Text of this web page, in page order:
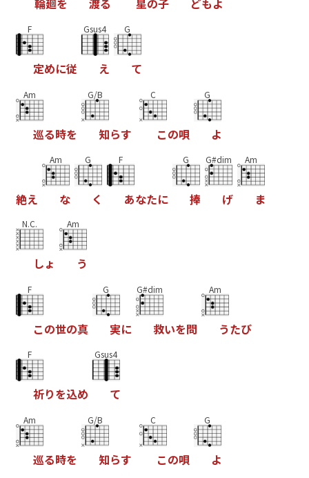
輪廻を 渡る 星の子 どもよ
F
定めに従
Gsus4
え
G
て
Am
巡る時を
G/B
知らす
C
この唄
G
よ
絶え
Am
な
G
く
F
あなたに
G
捧
G#dim
げ
Am
ま
N.C.
しょ
Am
う
F
この世の真
G
実に
G#dim
救いを問
Am
うたび
F
祈りを込め
Gsus4
て
Am
巡る時を
G/B
知らす
C
この唄
G
よ